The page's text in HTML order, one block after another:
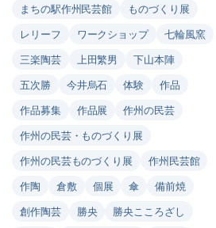
まちの駅作州民芸館
ものづくり展
レリーフ
ワークショップ
七輪風窯
三楽陶芸
上田繁男
下山本陣
五次勝
今井烏石 体験
作品
作品募集
作品展
作州の民芸
作州の民芸・ものづくり展
作州の民芸ものづくり展
作州民芸館
作陶
倉敷 個展 傘
備前焼
創作陶芸
勝央
勝央こころざし